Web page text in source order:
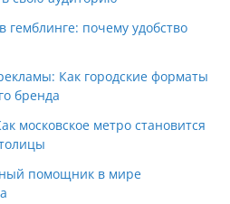
почему удобство
Как городские форматы
бренда
московское метро становится
помощник в мире